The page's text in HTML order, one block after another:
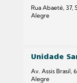
Rua Abaeté, 37,
Alegre
Unidade
Av. Assis Brasil,
Alegre